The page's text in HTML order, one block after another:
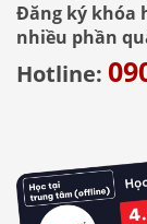
Đăng ký khóa
nhiều phần
Hotline: